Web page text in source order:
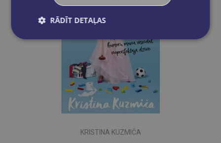
KRISTINA KUZMIČA
RĀDĪT DETAĻAS